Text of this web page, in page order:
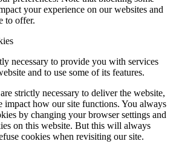
your experience on our websites and
to offer.
necessary to provide you with services
and to use some of its features.
strictly necessary to deliver the website,
impact how our site functions. You always
by changing your browser settings and
on this website. But this will always
cookies when revisiting our site.